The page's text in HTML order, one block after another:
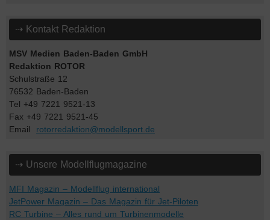
⇢ Kontakt Redaktion
MSV Medien Baden-Baden GmbH
Redaktion ROTOR
Schulstraße 12
76532 Baden-Baden
Tel +49 7221 9521-13
Fax +49 7221 9521-45
Email rotorredaktion@modellsport.de
⇢ Unsere Modellflugmagazine
MFI Magazin – Modellflug international
JetPower Magazin – Das Magazin für Jet-Piloten
RC Turbine – Alles rund um Turbinenmodelle